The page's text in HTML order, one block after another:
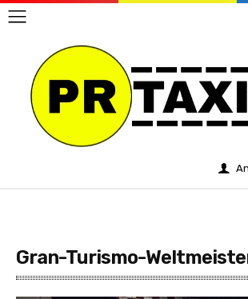
Gran-Turismo-